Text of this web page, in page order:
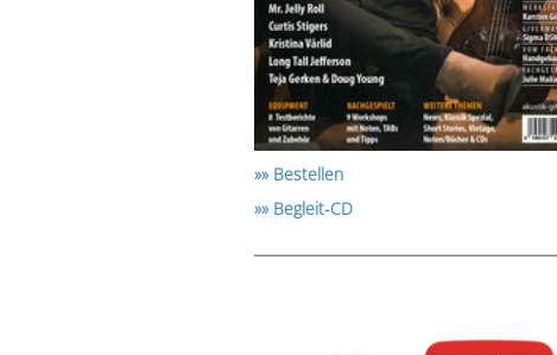
»» Bestellen
»» Begleit-CD